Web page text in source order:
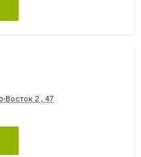
Восток 2 , 47